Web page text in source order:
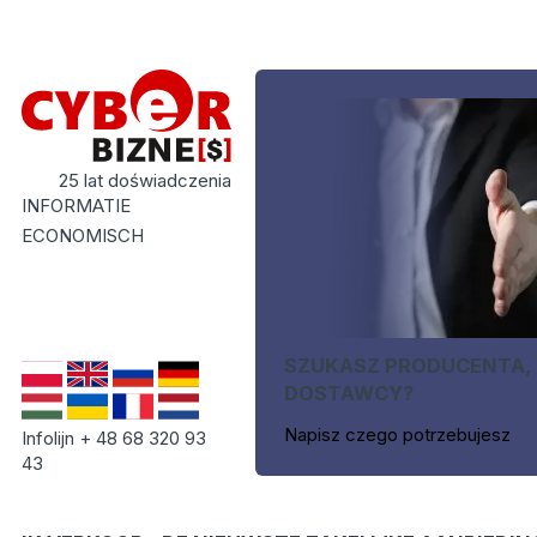
25 lat doświadczenia
INFORMATIE
ECONOMISCH
Infolijn + 48 68 320 93
43
SZUKASZ PRODUCENTA,
DOSTAWCY?
Napisz czego potrzebujesz